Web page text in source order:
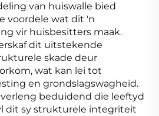
van huiswalle bied
voordele wat dit 'n
vir huisbesitters maak.
dit uitstekende
skade deur
wat kan lei tot
en grondslagswagheid.
beduidend die leeftyd
dit sy strukturele integriteit